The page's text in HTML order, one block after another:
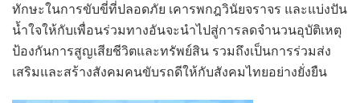
ทักษะในการขับขี่ที่ปลอดภัย เคารพกฎวินัยจราจร และแบ่งปัน
น้ำใจให้กับเพื่อนร่วมทางอันจะนำไปสู่การลดจำนวนอุบัติเหตุ
ป้องกันการสูญเสียชีวิตและทรัพย์สิน รวมถึงเป็นการร่วมส่ง
เสริมและสร้างสังคมคนขับรถดีให้กับสังคมไทยอย่างยั่งยืน